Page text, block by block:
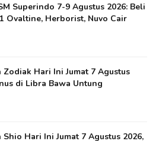
Superindo 7-9 Agustus 2026: Beli
Ovaltine, Herborist, Nuvo Cair
Zodiak Hari Ini Jumat 7 Agustus
di Libra Bawa Untung
Shio Hari Ini Jumat 7 Agustus 2026,